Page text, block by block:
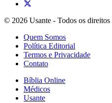
© 2026 Usante - Todos os direitos
Quem Somos
Política Editorial
Termos e Privacidade
Contato
Bíblia Online
Médicos
Usante